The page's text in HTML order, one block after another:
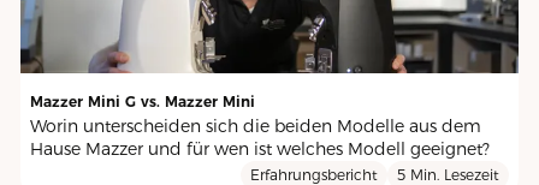
Mazzer Mini G vs. Mazzer Mini
Worin unterscheiden sich die beiden Modelle aus dem
Hause Mazzer und für wen ist welches Modell geeignet?
Erfahrungsbericht 5 Min. Lesezeit